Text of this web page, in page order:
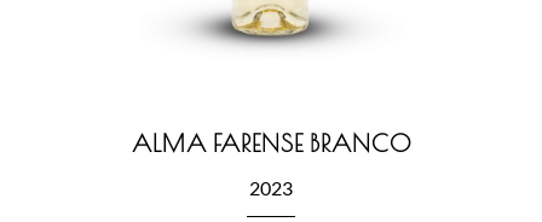
ALMA FARENSE BRANCO
2023